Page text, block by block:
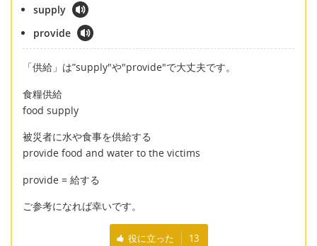
supply
provide
「供給」は”supply"や"provide"で大丈夫です。
食糧供給
food supply
被災者に水や食事を供給する
provide food and water to the victims
provide = 給する
ご参考になれば幸いです。
役に立った 13